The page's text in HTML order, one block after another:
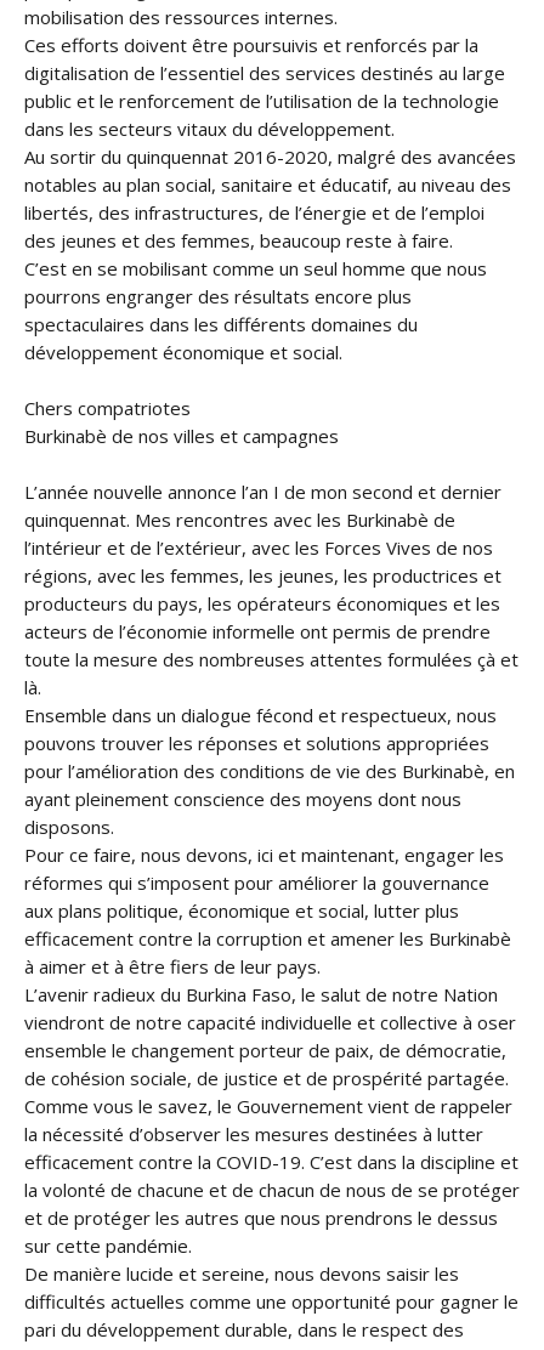
mobilisation des ressources internes.
Ces efforts doivent être poursuivis et renforcés par la
digitalisation de l’essentiel des services destinés au large
public et le renforcement de l’utilisation de la technologie
dans les secteurs vitaux du développement.
Au sortir du quinquennat 2016-2020, malgré des avancées
notables au plan social, sanitaire et éducatif, au niveau des
libertés, des infrastructures, de l’énergie et de l’emploi
des jeunes et des femmes, beaucoup reste à faire.
C’est en se mobilisant comme un seul homme que nous
pourrons engranger des résultats encore plus
spectaculaires dans les différents domaines du
développement économique et social.
Chers compatriotes
Burkinabè de nos villes et campagnes
L’année nouvelle annonce l’an I de mon second et dernier
quinquennat. Mes rencontres avec les Burkinabè de
l’intérieur et de l’extérieur, avec les Forces Vives de nos
régions, avec les femmes, les jeunes, les productrices et
producteurs du pays, les opérateurs économiques et les
acteurs de l’économie informelle ont permis de prendre
toute la mesure des nombreuses attentes formulées çà et
là.
Ensemble dans un dialogue fécond et respectueux, nous
pouvons trouver les réponses et solutions appropriées
pour l’amélioration des conditions de vie des Burkinabè, en
ayant pleinement conscience des moyens dont nous
disposons.
Pour ce faire, nous devons, ici et maintenant, engager les
réformes qui s’imposent pour améliorer la gouvernance
aux plans politique, économique et social, lutter plus
efficacement contre la corruption et amener les Burkinabè
à aimer et à être fiers de leur pays.
L’avenir radieux du Burkina Faso, le salut de notre Nation
viendront de notre capacité individuelle et collective à oser
ensemble le changement porteur de paix, de démocratie,
de cohésion sociale, de justice et de prospérité partagée.
Comme vous le savez, le Gouvernement vient de rappeler
la nécessité d’observer les mesures destinées à lutter
efficacement contre la COVID-19. C’est dans la discipline et
la volonté de chacune et de chacun de nous de se protéger
et de protéger les autres que nous prendrons le dessus
sur cette pandémie.
De manière lucide et sereine, nous devons saisir les
difficultés actuelles comme une opportunité pour gagner le
pari du développement durable, dans le respect des